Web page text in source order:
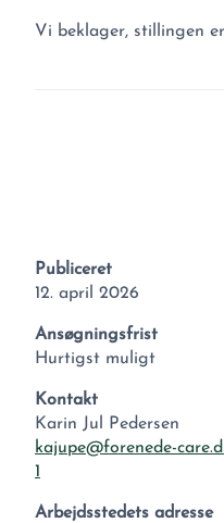
Vi beklager, stillingen
Publiceret
12. april 2026
Ansøgningsfrist
Hurtigst muligt
Kontakt
Karin Jul Pedersen
kajupe@forenede-
1
Arbejdsstedets adresse